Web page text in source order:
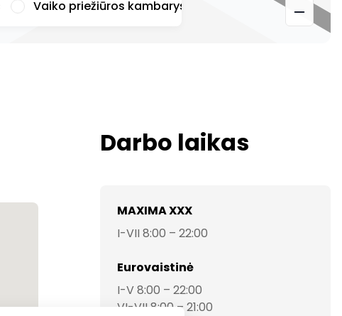
Vaiko priežiūros kambarys Automatinis širdies
Darbo laikas
MAXIMA XXX
I-VII 8:00 – 22:00
Eurovaistinė
I-V 8:00 – 22:00
VI-VII 8:00 – 21:00